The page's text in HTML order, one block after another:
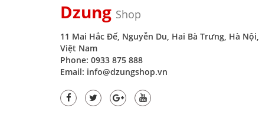
Dzung Shop
11 Mai Hắc Đế, Nguyễn Du, Hai Bà Trưng, Hà Nội,
Việt Nam
Phone: 0933 875 888
Email: info@dzungshop.vn